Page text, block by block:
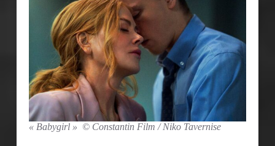
« Babygirl » © Constantin Film / Niko Tavernise